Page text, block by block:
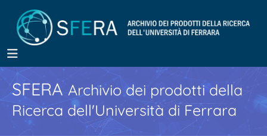
SFERA Archivio dei prodotti della
Ricerca dell'Università di Ferrara